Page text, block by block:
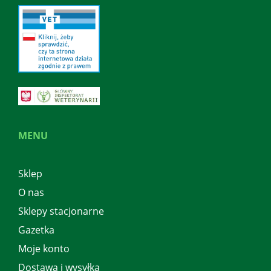
MENU
Sklep
O nas
Sklepy stacjonarne
Gazetka
Moje konto
Dostawa i wysyłka